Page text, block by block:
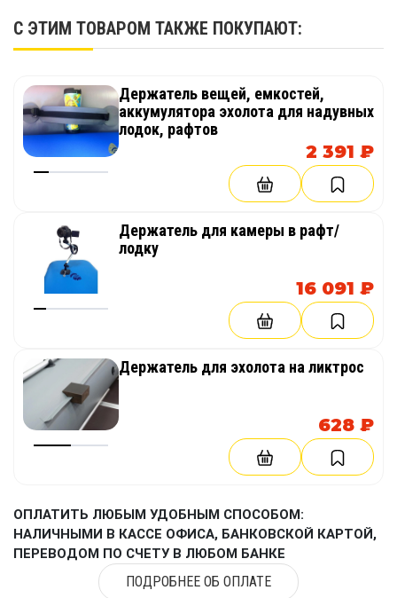
С ЭТИМ ТОВАРОМ ТАКЖЕ ПОКУПАЮТ:
Держатель вещей, емкостей,
аккумулятора эхолота для надувных
лодок, рафтов
2 391 ₽
Держатель для камеры в рафт/
лодку
16 091 ₽
Держатель для эхолота на ликтрос
628 ₽
ОПЛАТИТЬ ЛЮБЫМ УДОБНЫМ СПОСОБОМ:
НАЛИЧНЫМИ В КАССЕ ОФИСА, БАНКОВСКОЙ КАРТОЙ,
ПЕРЕВОДОМ ПО СЧЕТУ В ЛЮБОМ БАНКЕ
ПОДРОБНЕЕ ОБ ОПЛАТЕ